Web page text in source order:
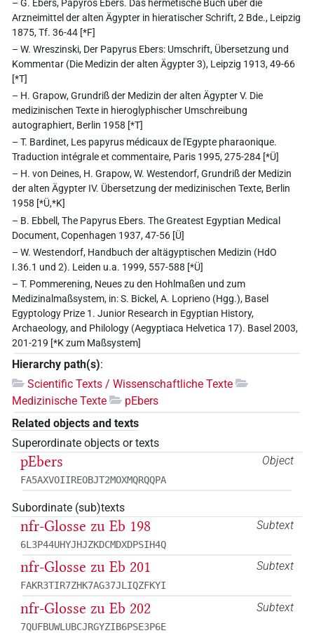
– G. Ebers, Papyros Ebers. Das hermetische Buch über die
Arzneimittel der alten Ägypter in hieratischer Schrift, 2 Bde., Leipzig
1875, Tf. 36-44 [*F]
– W. Wreszinski, Der Papyrus Ebers: Umschrift, Übersetzung und
Kommentar (Die Medizin der alten Ägypter 3), Leipzig 1913, 49-66
[*T]
– H. Grapow, Grundriß der Medizin der alten Ägypter V. Die
medizinischen Texte in hieroglyphischer Umschreibung
autographiert, Berlin 1958 [*T]
– T. Bardinet, Les papyrus médicaux de l'Egypte pharaonique.
Traduction intégrale et commentaire, Paris 1995, 275-284 [*Ü]
– H. von Deines, H. Grapow, W. Westendorf, Grundriß der Medizin
der alten Ägypter IV. Übersetzung der medizinischen Texte, Berlin
1958 [*Ü,*K]
– B. Ebbell, The Papyrus Ebers. The Greatest Egyptian Medical
Document, Copenhagen 1937, 47-56 [Ü]
– W. Westendorf, Handbuch der altägyptischen Medizin (HdO
I.36.1 und 2). Leiden u.a. 1999, 557-588 [*Ü]
– T. Pommerening, Neues zu den Hohlmaßen und zum
Medizinalmaßsystem, in: S. Bickel, A. Loprieno (Hgg.), Basel
Egyptology Prize 1. Junior Research in Egyptian History,
Archaeology, and Philology (Aegyptiaca Helvetica 17). Basel 2003,
201-219 [*K zum Maßsystem]
Hierarchy path(s):
Scientific Texts / Wissenschaftliche Texte
Medizinische Texte
pEbers
Related objects and texts
Superordinate objects or texts
Object
pEbers
FA5AXVOIIREOBJT2MOXMQRQQPA
Subordinate (sub)texts
Subtext
nfr-Glosse zu Eb 198
6L3P44UHYJHJZKDCMDXDPSIH4Q
Subtext
nfr-Glosse zu Eb 201
FAKR3TIR7ZHK7AG37JLIQZFKYI
Subtext
nfr-Glosse zu Eb 202
7QUFBUWLUBCJRGYZIB6PSE3P6E